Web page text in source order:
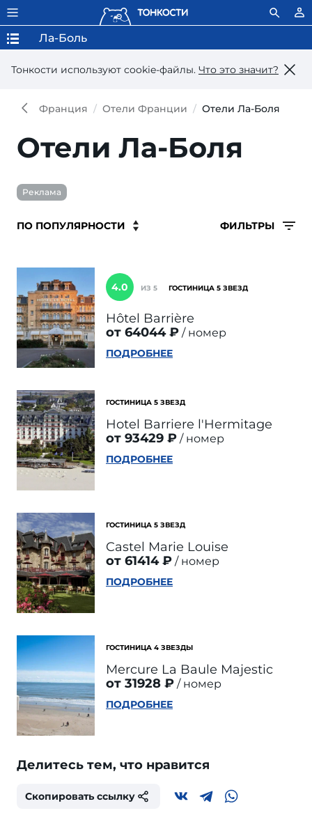
Тонкости используют сookie-файлы. Что это значит?
Ла-Боль
Франция Отели Франции Отели Ла-Боля
Отели Ла-Боля
Реклама
ФИЛЬТРЫ
4.0 ИЗ 5 ГОСТИНИЦА 5 ЗВЕЗД
Hôtel Barrière
от 64044 ₽
номер
ПОДРОБНЕЕ
ГОСТИНИЦА 5 ЗВЕЗД
Hotel Barriere l'Hermitage
от 93429 ₽
номер
ПОДРОБНЕЕ
ГОСТИНИЦА 5 ЗВЕЗД
Castel Marie Louise
от 61414 ₽
номер
ПОДРОБНЕЕ
ГОСТИНИЦА 4 ЗВЕЗДЫ
Mercure La Baule Majestic
от 31928 ₽
номер
ПОДРОБНЕЕ
Делитесь тем, что нравится
Скопировать ссылку